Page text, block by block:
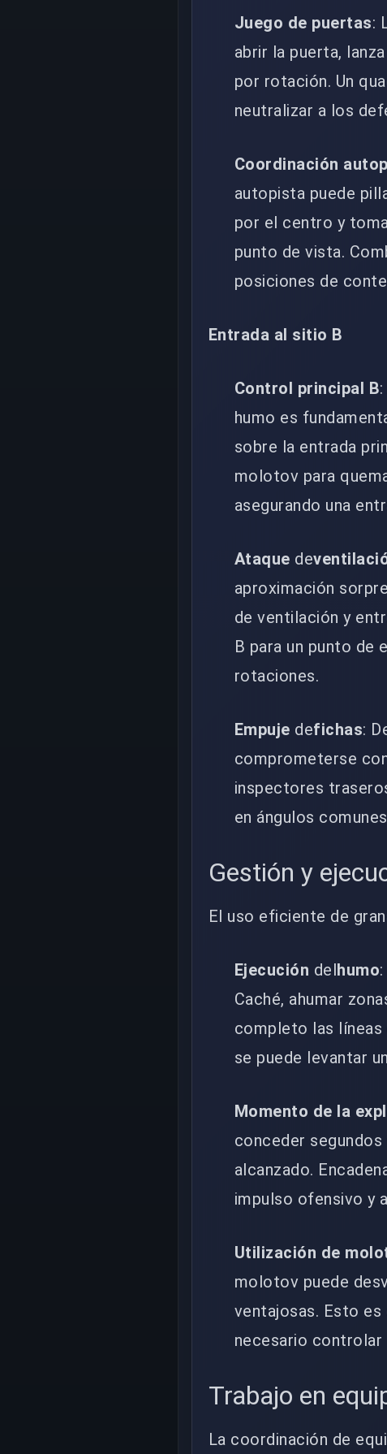
Juego de puertas:
abrir la puerta,
por rotación. Un
neutralizar a los
Coordinación
autopista puede
por el centro y
punto de vista.
posiciones de
Entrada al sitio B
Control principal B
humo es
sobre la entrada
molotov para
asegurando una
Ataque de
aproximación
de ventilación y
B para un punto de
rotaciones.
Empuje defichas:
comprometerse
inspectores
en ángulos
Gestión y
El uso eficiente de
Ejecución del humo
Caché, ahumar
completo las líneas
se puede levantar
Momento de la
conceder
alcanzado.
impulso ofensivo y
Utilización de
molotov puede
ventajosas. Esto
necesario
Trabajo en
La coordinación de